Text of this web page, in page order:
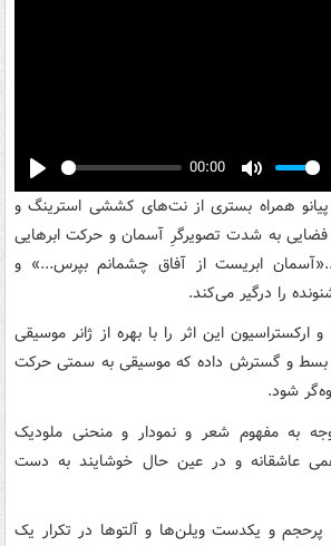
Play
00:00
Mute
پیانو همراه بستری از نت‌های کششی استرینگ و
به شدت تصویرگرِ آسمان و حرکت ابرهایی
ابریست از آفاق چشمانم بپرس...» و
را درگیر می‌کند.
ارکستراسیون این اثر را با بهره از ژانر موسیقی
بسط و گسترش داده که موسیقی به سمتی حرکت
شود.
به مفهوم شعر و نمودار و منحنی ملودیک
غمی عاشقانه و در عین حال خوشایند به دست
و یکدست ویلن‌ها و آلتوها در تکرار یک